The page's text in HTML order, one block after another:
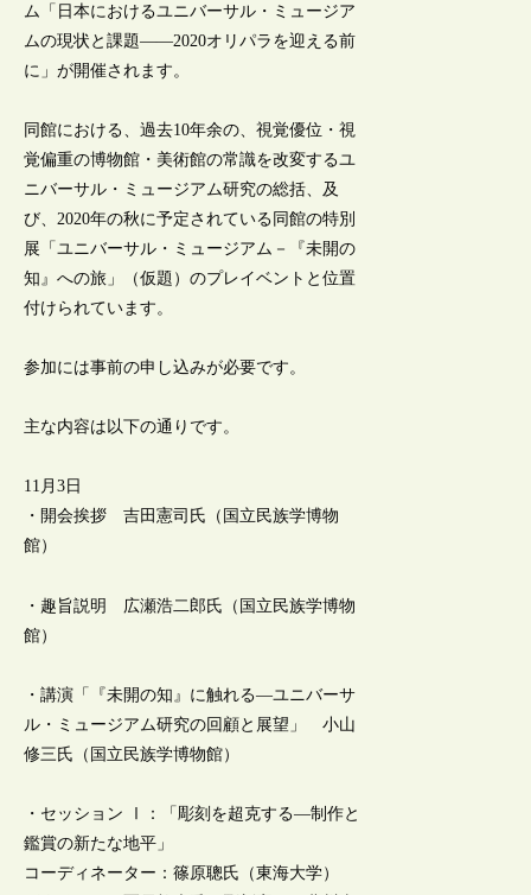
ム「日本におけるユニバーサル・ミュージア
ムの現状と課題――2020オリパラを迎える前
に」が開催されます。
同館における、過去10年余の、視覚優位・視
覚偏重の博物館・美術館の常識を改変するユ
ニバーサル・ミュージアム研究の総括、及
び、2020年の秋に予定されている同館の特別
展「ユニバーサル・ミュージアム－『未開の
知』への旅」（仮題）のプレイベントと位置
付けられています。
参加には事前の申し込みが必要です。
主な内容は以下の通りです。
11月3日
・開会挨拶 吉田憲司氏（国立民族学博物
館）
・趣旨説明 広瀬浩二郎氏（国立民族学博物
館）
・講演「『未開の知』に触れる―ユニバーサ
ル・ミュージアム研究の回顧と展望」 小山
修三氏（国立民族学博物館）
・セッション Ⅰ：「彫刻を超克する―制作と
鑑賞の新たな地平」
コーディネーター：篠原聰氏（東海大学）